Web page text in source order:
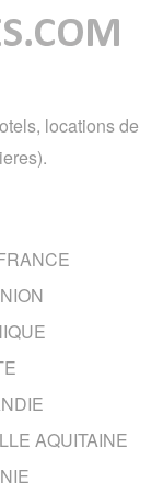
locations de
AQUITAINE